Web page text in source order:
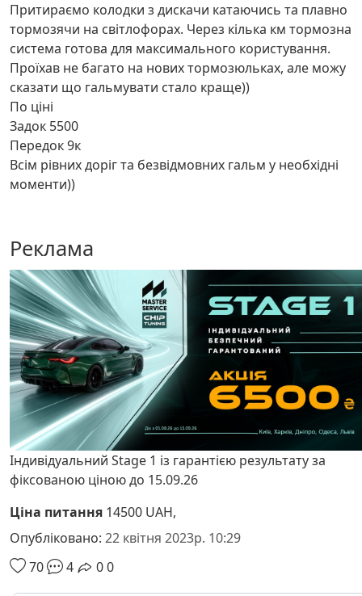
Притираємо колодки з дискачи катаючись та плавно
тормозячи на світлофорах. Через кілька км тормозна
система готова для максимального користування.
Проїхав не багато на нових тормозюльках, але можу
сказати що гальмувати стало краще))
По ціні
Задок 5500
Передок 9к
Всім рівних доріг та безвідмовних гальм у необхідні
моменти))
Реклама
Індивідуальний Stage 1 із гарантією результату за
фіксованою ціною до 15.09.26
Ціна питання 14500 UAH,
Опубліковано: 22 квітня 2023р. 10:29
70
4 00